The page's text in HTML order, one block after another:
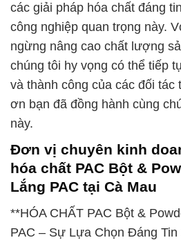
các giải pháp hóa chất đáng
công nghiệp quan trọng này.
ngừng nâng cao chất lượng
chúng tôi hy vọng có thể tiếp
và thành công của các đối tác
ơn bạn đã đồng hành cùng
này.
Đơn vị chuyên kinh
hóa chất PAC Bột &
Lắng PAC tại Cà Mau
**HÓA CHẤT PAC Bột &
PAC – Sự Lựa Chọn Đáng Tin